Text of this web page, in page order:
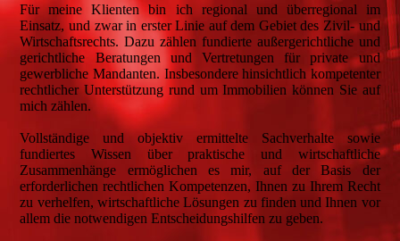
Für meine Klienten bin ich regional und überregional im
Einsatz, und zwar in erster Linie auf dem Gebiet des Zivil- und
Wirtschaftsrechts. Dazu zählen fundierte außergerichtliche und
gerichtliche Beratungen und Vertretungen für private und
gewerbliche Mandanten. Insbesondere hinsichtlich kompetenter
rechtlicher Unterstützung rund um Immobilien können Sie auf
mich zählen.
Vollständige und objektiv ermittelte Sachverhalte sowie
fundiertes Wissen über praktische und wirtschaftliche
Zusammenhänge ermöglichen es mir, auf der Basis der
erforderlichen rechtlichen Kompetenzen, Ihnen zu Ihrem Recht
zu verhelfen, wirtschaftliche Lösungen zu finden und Ihnen vor
allem die notwendigen Entscheidungshilfen zu geben.